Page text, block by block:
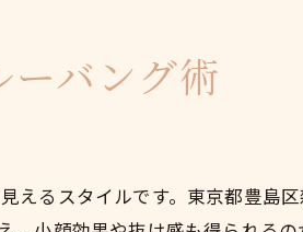
前髪デザインの選び方
けるためのデザイン選びの秘訣
を美しく見せるバランス感覚
バング術
るスタイルです。東京都豊島